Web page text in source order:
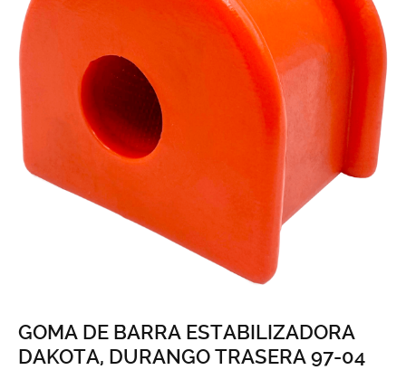
GOMA DE BARRA ESTABILIZADORA
DAKOTA, DURANGO TRASERA 97-04